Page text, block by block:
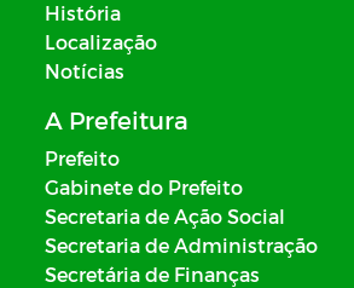
História
Localização
Notícias
A Prefeitura
Prefeito
Gabinete do Prefeito
Secretaria de Ação Social
Secretaria de Administração
Secretária de Finanças